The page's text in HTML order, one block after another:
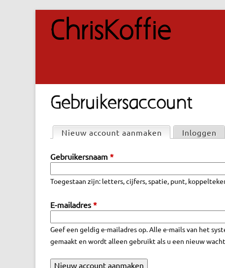
ChrisKoffie
Gebruikersaccount
i
m
i
r
e
t
Nieuw account aanmaken (actieve tabblad)
Inloggen
Gebruikersnaam *
Toegestaan zijn: letters, cijfers, spatie, punt,
E-mailadres*
Geef een geldig e-mailadres op. Alle e-mails van het
gemaakt en wordt alleen gebruikt als u een nieuw